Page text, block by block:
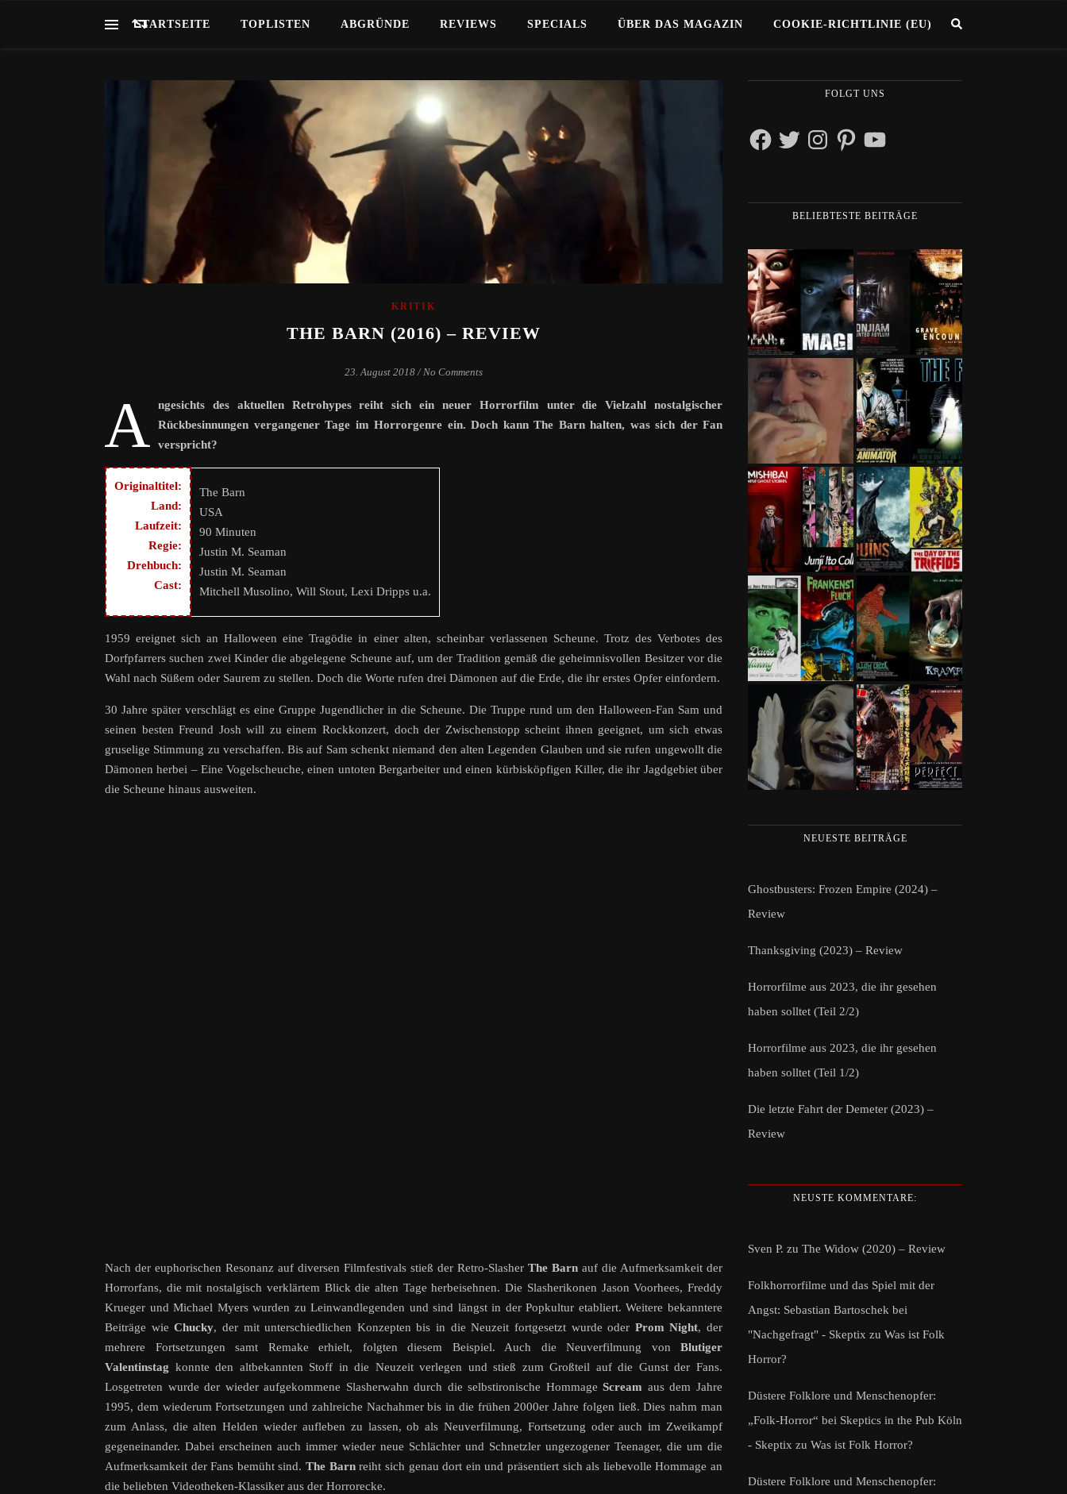
STARTSEITE TOPLISTEN ABGRÜNDE REVIEWS SPECIALS ÜBER DAS MAGAZIN COOKIE-RICHTLINIE (EU)
KRITIK
THE BARN (2016) – REVIEW
23. August 2018 / No Comments
A
ngesichts des aktuellen Retrohypes reiht sich ein neuer Horrorfilm unter die Vielzahl nostalgischer
Rückbesinnungen vergangener Tage im Horrorgenre ein. Doch kann The Barn halten, was sich der Fan
verspricht?
Originaltitel:
Land:
Laufzeit:
Regie:
Drehbuch:
Cast:
The Barn
USA
90 Minuten
Justin M. Seaman
Justin M. Seaman
Mitchell Musolino, Will Stout, Lexi Dripps u.a.
1959 ereignet sich an Halloween eine Tragödie in einer alten, scheinbar verlassenen Scheune. Trotz des Verbotes des
Dorfpfarrers suchen zwei Kinder die abgelegene Scheune auf, um der Tradition gemäß die geheimnisvollen Besitzer vor die
Wahl nach Süßem oder Saurem zu stellen. Doch die Worte rufen drei Dämonen auf die Erde, die ihr erstes Opfer einfordern.
30 Jahre später verschlägt es eine Gruppe Jugendlicher in die Scheune. Die Truppe rund um den Halloween-Fan Sam und
seinen besten Freund Josh will zu einem Rockkonzert, doch der Zwischenstopp scheint ihnen geeignet, um sich etwas
gruselige Stimmung zu verschaffen. Bis auf Sam schenkt niemand den alten Legenden Glauben und sie rufen ungewollt die
Dämonen herbei – Eine Vogelscheuche, einen untoten Bergarbeiter und einen kürbisköpfigen Killer, die ihr Jagdgebiet über
die Scheune hinaus ausweiten.
Nach der euphorischen Resonanz auf diversen Filmfestivals stieß der Retro-Slasher The Barn auf die Aufmerksamkeit der
Horrorfans, die mit nostalgisch verklärtem Blick die alten Tage herbeisehnen. Die Slasherikonen Jason Voorhees, Freddy
Krueger und Michael Myers wurden zu Leinwandlegenden und sind längst in der Popkultur etabliert. Weitere bekanntere
Beiträge wieChucky, der mit unterschiedlichen Konzepten bis in die Neuzeit fortgesetzt wurde oder Prom Night, der
mehrere Fortsetzungen samt Remake erhielt, folgten diesem Beispiel. Auch die Neuverfilmung von Blutiger
Valentinstag konnte den altbekannten Stoff in die Neuzeit verlegen und stieß zum Großteil auf die Gunst der Fans.
Losgetreten wurde der wieder aufgekommene Slasherwahn durch die selbstironische HommageScream aus dem Jahre
1995, dem wiederum Fortsetzungen und zahlreiche Nachahmer bis in die frühen 2000er Jahre folgen ließ. Dies nahm man
zum Anlass, die alten Helden wieder aufleben zu lassen, ob als Neuverfilmung, Fortsetzung oder auch im Zweikampf
gegeneinander. Dabei erscheinen auch immer wieder neue Schlächter und Schnetzler ungezogener Teenager, die um die
Aufmerksamkeit der Fans bemüht sind.The Barnreiht sich genau dort ein und präsentiert sich als liebevolle Hommage an
die beliebten Videotheken-Klassiker aus der Horrorecke.
FOLGT UNS
FacebookTwitterInstagramPinterestYouTube
BELIEBTESTE BEITRÄGE
NEUESTE BEITRÄGE
Ghostbusters: Frozen Empire (2024) –
Review
Thanksgiving (2023) – Review
Horrorfilme aus 2023, die ihr gesehen
haben solltet (Teil 2/2)
Horrorfilme aus 2023, die ihr gesehen
haben solltet (Teil 1/2)
Die letzte Fahrt der Demeter (2023) –
Review
NEUSTE KOMMENTARE:
Sven P. zu The Widow (2020) – Review
Folkhorrorfilme und das Spiel mit der
Angst: Sebastian Bartoschek bei
"Nachgefragt" - Skeptix zu Was ist Folk
Horror?
Düstere Folklore und Menschenopfer:
„Folk-Horror“ bei Skeptics in the Pub Köln
- Skeptix zu Was ist Folk Horror?
Düstere Folklore und Menschenopfer: